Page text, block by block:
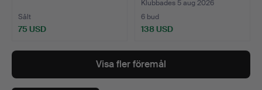
Sålt
75 USD
Klubbades 5 aug 2026
6 bud
138 USD
Visa fler föremål